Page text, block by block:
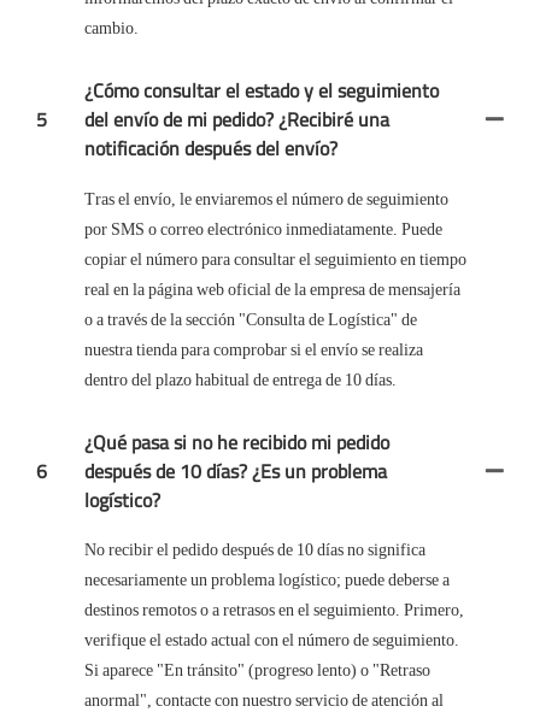
cambio.
5
¿Cómo consultar el estado y el seguimiento
del envío de mi pedido? ¿Recibiré una
notificación después del envío?
Tras el envío, le enviaremos el número de seguimiento
por SMS o correo electrónico inmediatamente. Puede
copiar el número para consultar el seguimiento en tiempo
real en la página web oficial de la empresa de mensajería
o a través de la sección "Consulta de Logística" de
nuestra tienda para comprobar si el envío se realiza
dentro del plazo habitual de entrega de 10 días.
6
¿Qué pasa si no he recibido mi pedido
después de 10 días? ¿Es un problema
logístico?
No recibir el pedido después de 10 días no significa
necesariamente un problema logístico; puede deberse a
destinos remotos o a retrasos en el seguimiento. Primero,
verifique el estado actual con el número de seguimiento.
Si aparece "En tránsito" (progreso lento) o "Retraso
anormal", contacte con nuestro servicio de atención al